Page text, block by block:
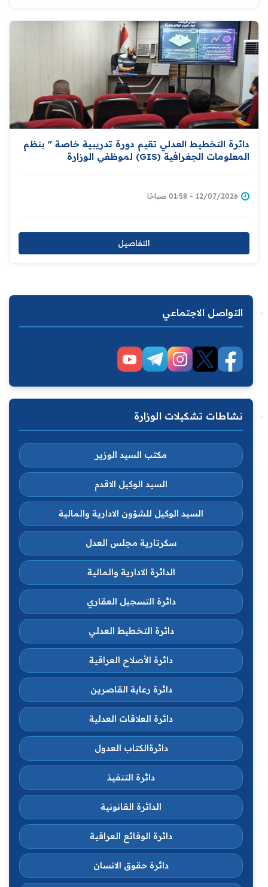
دائرة التخطيط العدلي تقيم دورة تدريبية خاصة " بنظم
المعلومات الجغرافية (GIS) لموظفي الوزارة
12/07/2026 - 01:58 صباحًا
التفاصيل
التواصل الاجتماعي
نشاطات تشكيلات الوزارة
مكتب السيد الوزير
السيد الوكيل الاقدم
السيد الوكيل للشؤون الادارية والمالية
سكرتارية مجلس العدل
الدائرة الادارية والمالية
دائرة التسجيل العقاري
دائرة التخطيط العدلي
دائرة الأصلاح العراقية
دائرة رعاية القاصرين
دائرة العلاقات العدلية
دائرةالكتاب العدول
دائرة التنفيذ
الدائرة القانونية
دائرة الوقائع العراقية
دائرة حقوق الانسان